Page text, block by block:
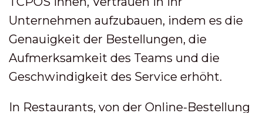
Unternehmen aufzubauen, indem es die
Genauigkeit der Bestellungen, die
Aufmerksamkeit des Teams und die
Geschwindigkeit des Service erhöht.
In Restaurants, von der Online-Bestellung